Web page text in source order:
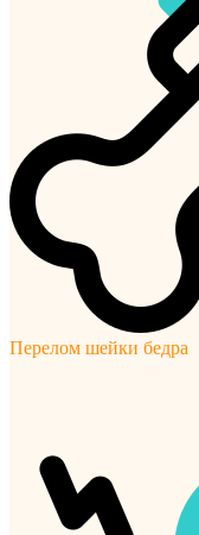
Перелом шейки бедра